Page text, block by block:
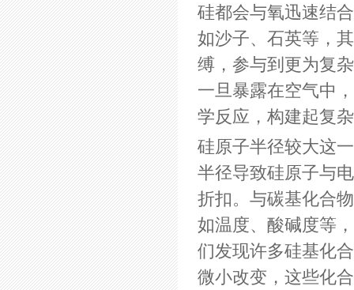
硅都会与氧迅速结
如沙子、石英等，
缚，参与到更为复
一旦暴露在空气中
学反应，构建起复
硅原子半径较大这
半径导致硅原子与
折扣。与碳基化合
如温度、酸碱度等
们发现许多硅基化
微小改变，这些化